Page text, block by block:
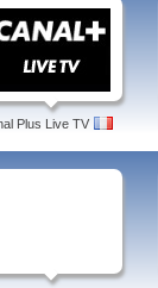
Plus Live TV